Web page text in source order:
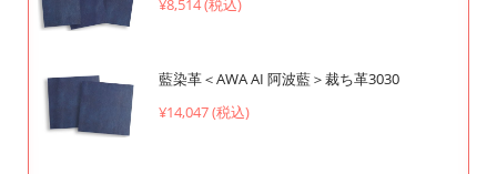
¥8,514 (税込)
藍染革＜AWA AI 阿波藍＞裁ち革3030
¥14,047 (税込)